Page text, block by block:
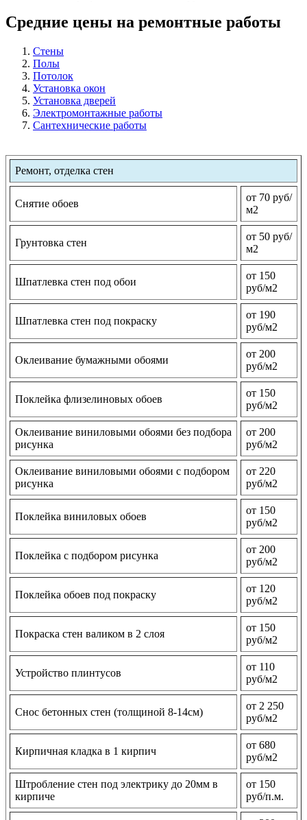
Средние цены на ремонтные работы
Стены
Полы
Потолок
Установка окон
Установка дверей
Электромонтажные работы
Сантехнические работы
Ремонт, отделка стен
Снятие обоев
от 70 руб/
м2
Грунтовка стен
от 50 руб/
м2
Шпатлевка стен под обои
от 150
руб/м2
Шпатлевка стен под покраску
от 190
руб/м2
Оклеивание бумажными обоями
от 200
руб/м2
Поклейка флизелиновых обоев
от 150
руб/м2
Оклеивание виниловыми обоями без подбора
рисунка
от 200
руб/м2
Оклеивание виниловыми обоями с подбором
рисунка
от 220
руб/м2
Поклейка виниловых обоев
от 150
руб/м2
Поклейка с подбором рисунка
от 200
руб/м2
Поклейка обоев под покраску
от 120
руб/м2
Покраска стен валиком в 2 слоя
от 150
руб/м2
Устройство плинтусов
от 110
руб/м2
Снос бетонных стен (толщиной 8-14см)
от 2 250
руб/м2
Кирпичная кладка в 1 кирпич
от 680
руб/м2
Штробление стен под электрику до 20мм в
кирпиче
от 150
руб/п.м.